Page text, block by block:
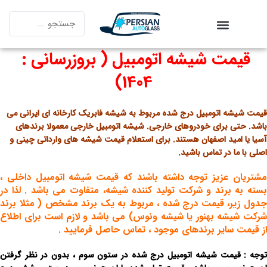
قیمت شیشه اتومبیل ( بروزرسانی :
1404)
قیمت شیشه اتومبیل درج شده مربوط به شیشه فابریک کارخانه ای ایرانی می
باشد. حتی برای خودروهای خارجی. شیشه اتومبیل خارجی معمولا برندهای
آسیا یا امید اصفهان هستند. برای استعلام قیمت شیشه های وارداتی چینی و
اصلی با ما در تماس باشید.
مشتریان عزیز توجه داشته باشند که قیمت شیشه اتومبیل داخلی ،
بسته به برند و شرکت تولید کننده شیشه، متفاوت می باشد . لذا در
جدول زیر، قیمت درج شده ، مربوط به یک برند مشخص ( مثلا برند
شرکت شیشه بهنور یا شیشه ونوس) می باشد و لازم است برای اطلاع
از قیمت سایر برندهای موجود ، تماس حاصل فرمایید .
توجه : قیمت شیشه اتومبیل درج شده در ستون سوم ، بدون در نظر گرفتن